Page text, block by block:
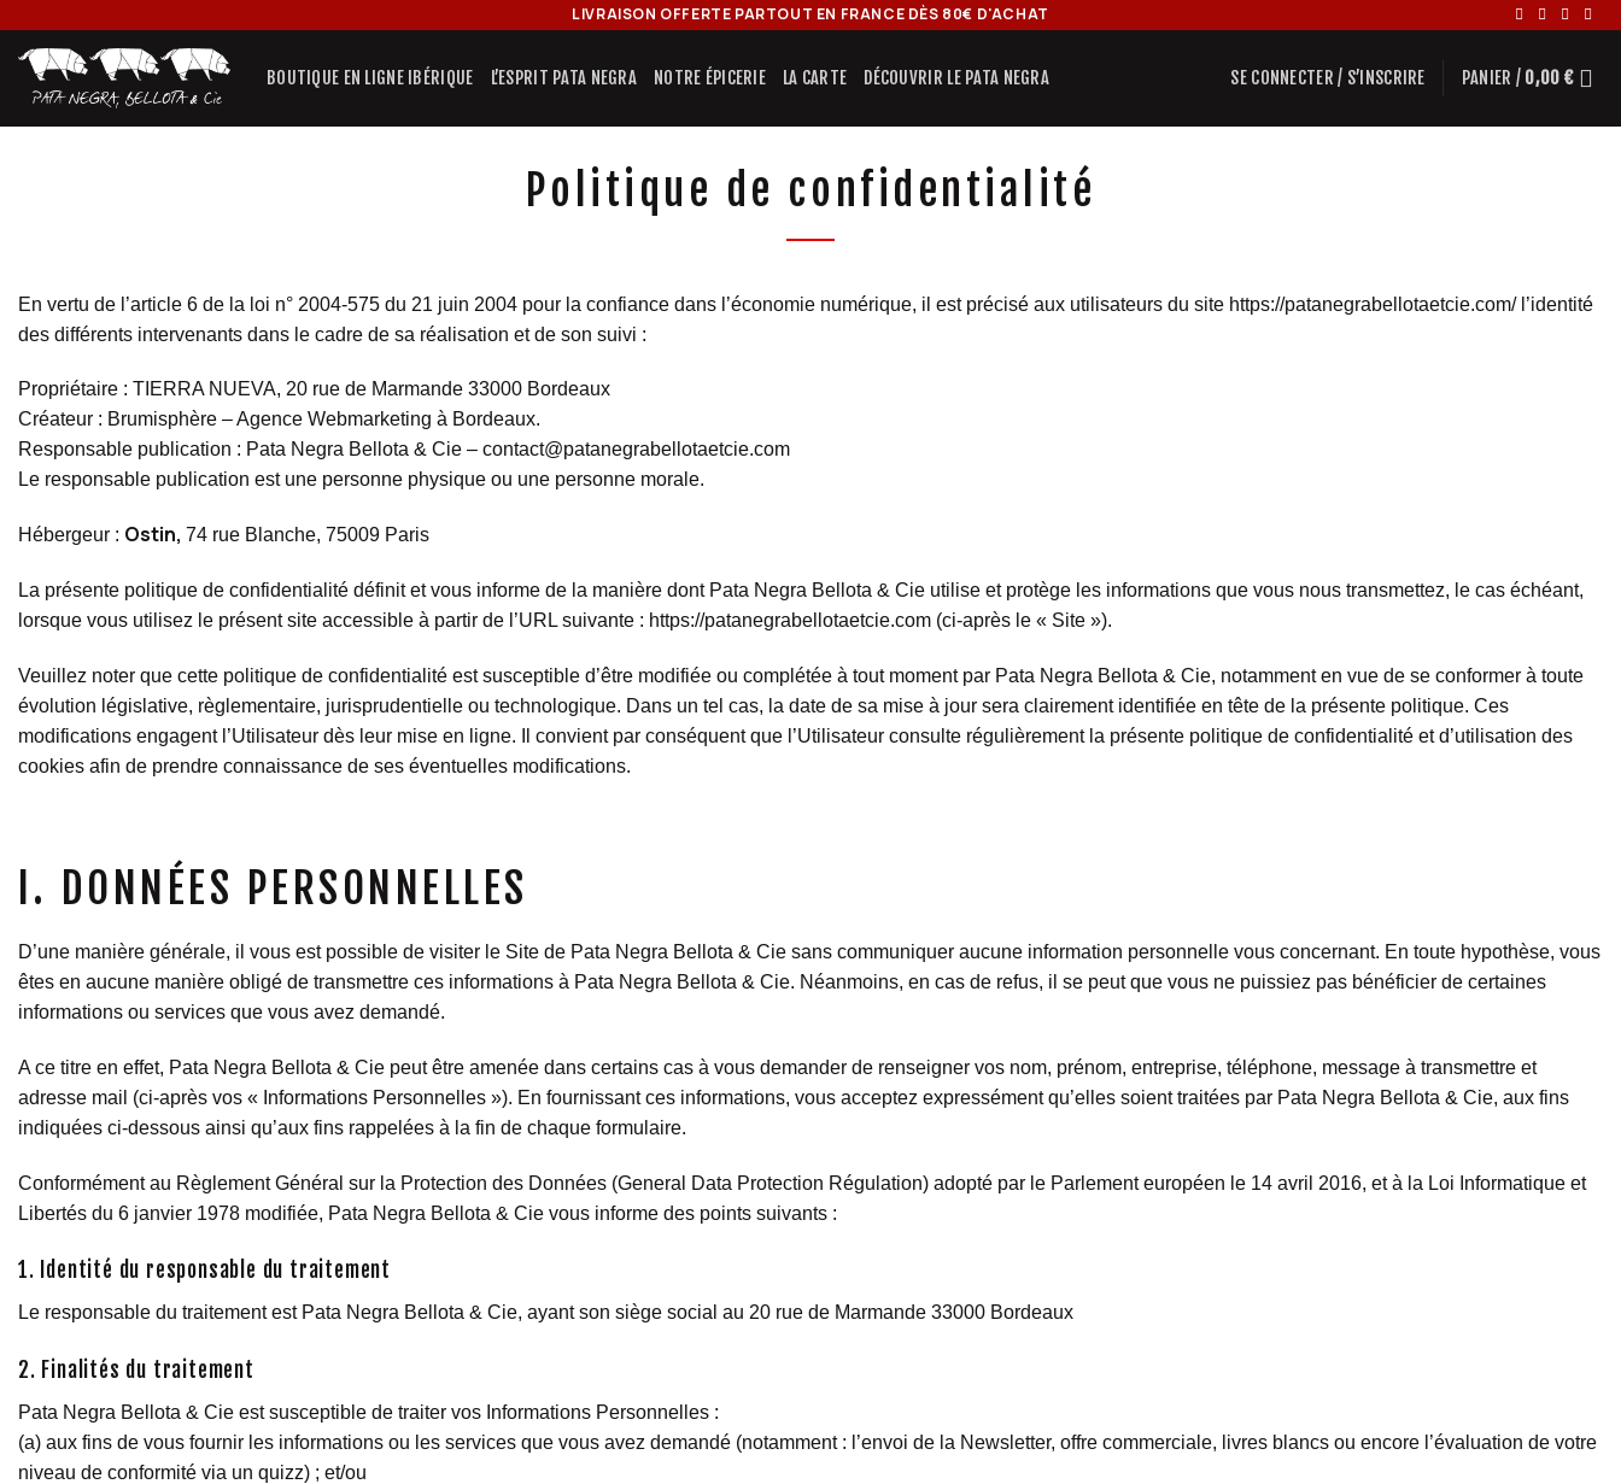
contenu
LIVRAISON OFFERTE PARTOUT EN FRANCE DÈS 80€ D'ACHAT
BOUTIQUE EN LIGNE IBÉRIQUE L’ESPRIT PATA NEGRA NOTRE ÉPICERIE LA CARTE DÉCOUVRIR LE PATA NEGRA SE CONNECTER / S’INSCRIRE PANIER / 0,00 €
Politique de confidentialité
En vertu de l’article 6 de la loi n° 2004-575 du 21 juin 2004 pour la confiance dans l’économie numérique, il est précisé aux utilisateurs du site https://patanegrabellotaetcie.com/ l’identité
des différents intervenants dans le cadre de sa réalisation et de son suivi :
Propriétaire : TIERRA NUEVA, 20 rue de Marmande 33000 Bordeaux
Créateur : Brumisphère – Agence Webmarketing à Bordeaux.
Responsable publication : Pata Negra Bellota & Cie – contact@patanegrabellotaetcie.com
Le responsable publication est une personne physique ou une personne morale.
Hébergeur : Ostin, 74 rue Blanche, 75009 Paris
La présente politique de confidentialité définit et vous informe de la manière dont Pata Negra Bellota & Cie utilise et protège les informations que vous nous transmettez, le cas échéant,
lorsque vous utilisez le présent site accessible à partir de l’URL suivante : https://patanegrabellotaetcie.com (ci-après le « Site »).
Veuillez noter que cette politique de confidentialité est susceptible d’être modifiée ou complétée à tout moment par Pata Negra Bellota & Cie, notamment en vue de se conformer à toute
évolution législative, règlementaire, jurisprudentielle ou technologique. Dans un tel cas, la date de sa mise à jour sera clairement identifiée en tête de la présente politique. Ces
modifications engagent l’Utilisateur dès leur mise en ligne. Il convient par conséquent que l’Utilisateur consulte régulièrement la présente politique de confidentialité et d’utilisation des
cookies afin de prendre connaissance de ses éventuelles modifications.
I. DONNÉES PERSONNELLES
D’une manière générale, il vous est possible de visiter le Site de Pata Negra Bellota & Cie sans communiquer aucune information personnelle vous concernant. En toute hypothèse, vous
êtes en aucune manière obligé de transmettre ces informations à Pata Negra Bellota & Cie. Néanmoins, en cas de refus, il se peut que vous ne puissiez pas bénéficier de certaines
informations ou services que vous avez demandé.
A ce titre en effet, Pata Negra Bellota & Cie peut être amenée dans certains cas à vous demander de renseigner vos nom, prénom, entreprise, téléphone, message à transmettre et
adresse mail (ci-après vos « Informations Personnelles »). En fournissant ces informations, vous acceptez expressément qu’elles soient traitées par Pata Negra Bellota & Cie, aux fins
indiquées ci-dessous ainsi qu’aux fins rappelées à la fin de chaque formulaire.
Conformément au Règlement Général sur la Protection des Données (General Data Protection Régulation) adopté par le Parlement européen le 14 avril 2016, et à la Loi Informatique et
Libertés du 6 janvier 1978 modifiée, Pata Negra Bellota & Cie vous informe des points suivants :
1. Identité du responsable du traitement
Le responsable du traitement est Pata Negra Bellota & Cie, ayant son siège social au 20 rue de Marmande 33000 Bordeaux
2. Finalités du traitement
Pata Negra Bellota & Cie est susceptible de traiter vos Informations Personnelles :
(a) aux fins de vous fournir les informations ou les services que vous avez demandé (notamment : l’envoi de la Newsletter, offre commerciale, livres blancs ou encore l’évaluation de votre
niveau de conformité via un quizz) ; et/ou